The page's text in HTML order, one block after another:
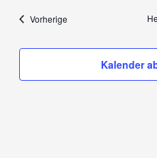
VorherigeVeranstaltungen
Kalender